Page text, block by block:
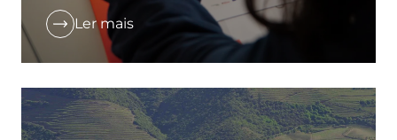
Ler mais